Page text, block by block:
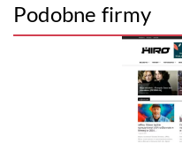
Podobne firmy